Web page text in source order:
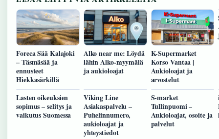
Foreca Sää Kalajoki
– Täsmäsää ja
ennusteet
Hiekkasärkillä
Alko near me: Löydä
lähin Alko-myymälä
ja aukioloajat
K-Supermarket
Korso Vantaa |
Aukioloajat ja
arvostelut
Lasten oikeuksien
sopimus – selitys ja
vaikutus Suomessa
Viking Line
Asiakaspalvelu –
Puhelinnumero,
aukioloajat ja
yhteystiedot
S-market
Tullinpuomi –
Aukioloajat, osoite ja
palvelut